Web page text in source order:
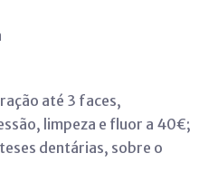
até 3 faces,
limpeza e fluor a 40€;
dentárias, sobre o